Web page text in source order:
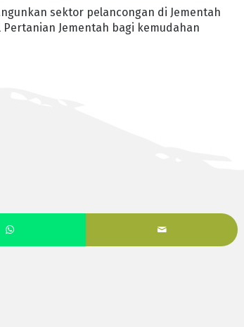
sektor pelancongan di Jementah
Jementah bagi kemudahan